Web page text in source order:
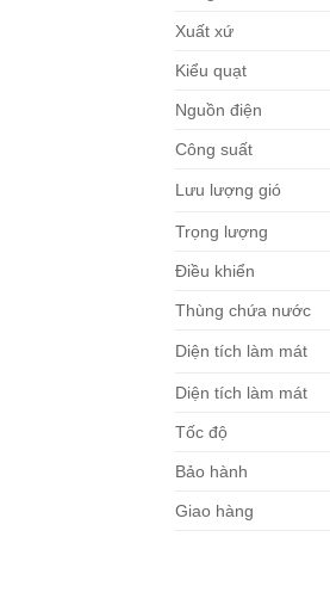
Xuất xứ
Kiểu quạt
Nguồn điện
Công suất
Lưu lượng gió
Trọng lượng
Điều khiển
Thùng chứa nước
Diện tích làm mát
Diện tích làm mát
Tốc độ
Bảo hành
Giao hàng